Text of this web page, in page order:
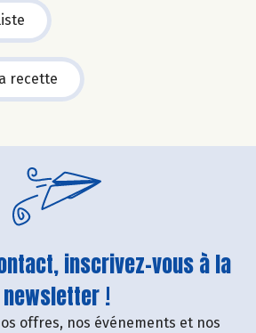
recette
inscrivez-vous à la
newsletter !
offres, nos événements et nos